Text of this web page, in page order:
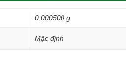
0.000500 g
Mặc định